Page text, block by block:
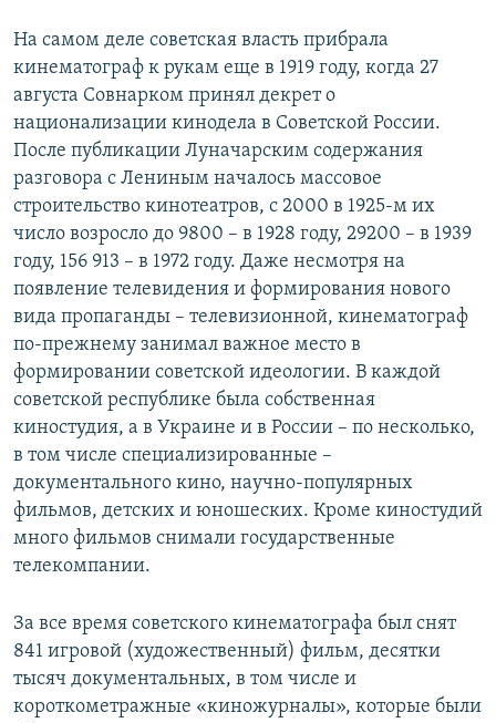
На самом деле советская власть прибрала
кинематограф к рукам еще в 1919 году, когда 27
августа Совнарком принял декрет о
национализации кинодела в Советской России.
После публикации Луначарским содержания
разговора с Лениным началось массовое
строительство кинотеатров, с 2000 в 1925-м их
число возросло до 9800 – в 1928 году, 29200 – в 1939
году, 156 913 – в 1972 году. Даже несмотря на
появление телевидения и формирования нового
вида пропаганды – телевизионной, кинематограф
по-прежнему занимал важное место в
формировании советской идеологии. В каждой
советской республике была собственная
киностудия, а в Украине и в России – по несколько,
в том числе специализированные –
документального кино, научно-популярных
фильмов, детских и юношеских. Кроме киностудий
много фильмов снимали государственные
телекомпании.
За все время советского кинематографа был снят
841 игровой (художественный) фильм, десятки
тысяч документальных, в том числе и
короткометражные «киножурналы», которые были